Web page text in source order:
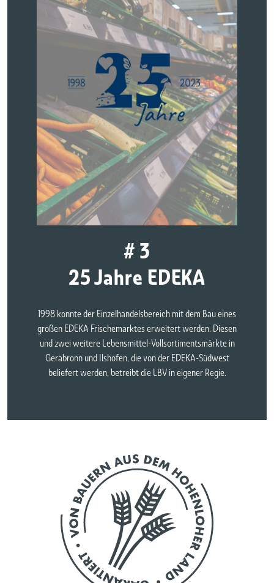
# 3
25 Jahre EDEKA
1998 konnte der Einzelhandelsbereich mit dem Bau eines
großen EDEKA Frischemarktes erweitert werden. Diesen
und zwei weitere Lebensmittel-Vollsortimentsmärkte in
Gerabronn und Ilshofen, die von der EDEKA-Südwest
beliefert werden, betreibt die LBV in eigener Regie.